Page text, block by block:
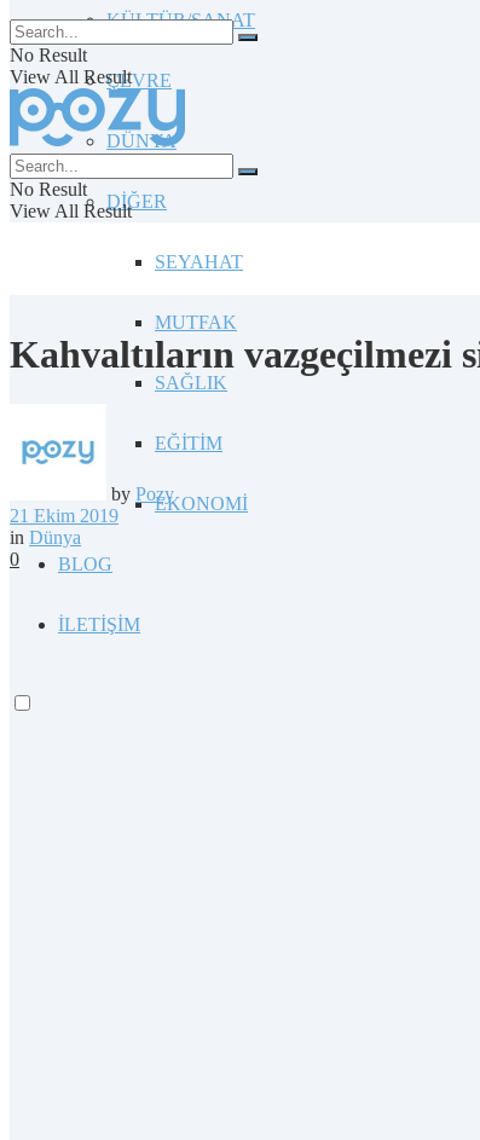
KÜLTÜR/SANAT
ÇEVRE
DÜNYA
DİĞER
SEYAHAT
MUTFAK
SAĞLIK
EĞİTİM
EKONOMİ
BLOG
İLETİŞİM
No Result
View All Result
No Result
View All Result
Kahvaltıların vazgeçilmezi
by Pozy
21 Ekim 2019
in Dünya
0